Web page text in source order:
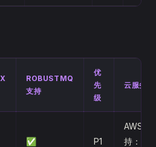
ROBUSTMQ
支持
优
先
级
云服务厂
✅ P1
AWS（
持：S3